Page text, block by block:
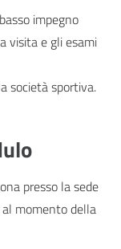
impegno
visita e gli esami
società sportiva.
presso la sede
momento della